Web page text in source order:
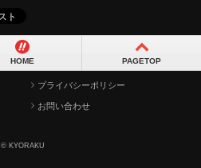
HOME PAGETOP
プライバシーポリシー
お問い合わせ
© KYORAKU